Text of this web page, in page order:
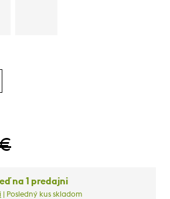
na 1 predajni
| Posledný kus skladom